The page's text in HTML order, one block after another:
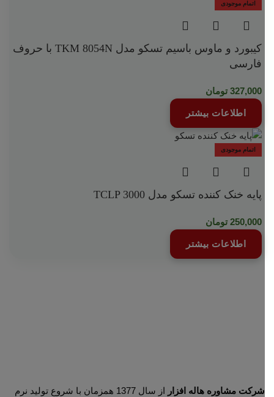
اتمام موجودی
کیبورد و ماوس باسیم تسکو مدل TKM 8054N با حروف
فارسی
327,000 تومان
اطلاعات بیشتر
اتمام موجودی
پایه خنک کننده تسکو مدل TCLP 3000
250,000 تومان
اطلاعات بیشتر
شرکت مشاوره هاله افزار
از سال 1377 همزمان با شروع تولید نرم